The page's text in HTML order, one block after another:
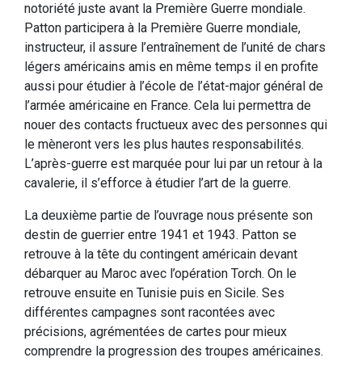
notoriété juste avant la Première Guerre mondiale.
Patton participera à la Première Guerre mondiale,
instructeur, il assure l’entraînement de l’unité de chars
légers américains amis en même temps il en profite
aussi pour étudier à l’école de l’état-major général de
l’armée américaine en France. Cela lui permettra de
nouer des contacts fructueux avec des personnes qui
le mèneront vers les plus hautes responsabilités.
L’après-guerre est marquée pour lui par un retour à la
cavalerie, il s’efforce à étudier l’art de la guerre.
La deuxième partie de l’ouvrage nous présente son
destin de guerrier entre 1941 et 1943. Patton se
retrouve à la tête du contingent américain devant
débarquer au Maroc avec l’opération Torch. On le
retrouve ensuite en Tunisie puis en Sicile. Ses
différentes campagnes sont racontées avec
précisions, agrémentées de cartes pour mieux
comprendre la progression des troupes américaines.